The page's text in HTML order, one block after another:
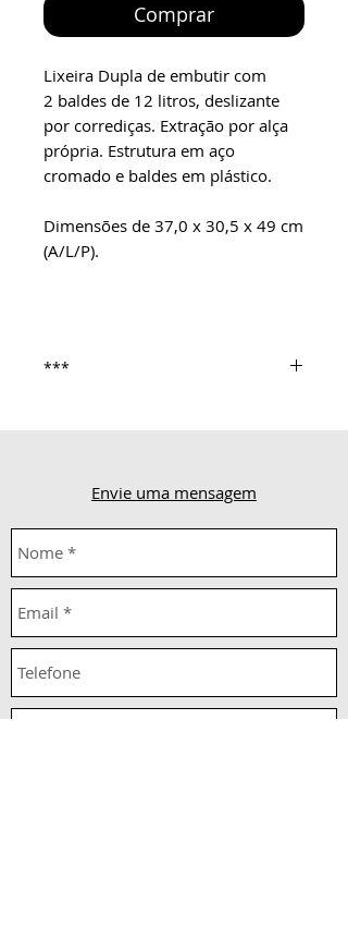
Comprar
Lixeira Dupla de embutir com
2 baldes de 12 litros, deslizante
por corrediças. Extração por alça
própria. Estrutura em aço
cromado e baldes em plástico.
Dimensões de 37,0 x 30,5 x 49 cm
(A/L/P).
***
Envie uma mensagem